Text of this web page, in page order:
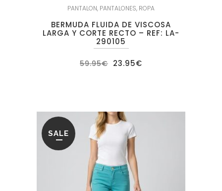
PANTALON, PANTALONES, ROPA
BERMUDA FLUIDA DE VISCOSA
LARGA Y CORTE RECTO – REF: LA-
290105
59.95€ El
precio
23.95€
SALE